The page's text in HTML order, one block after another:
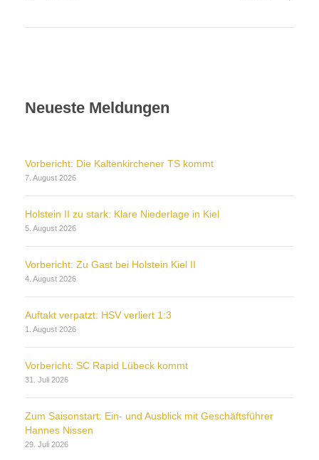
Neueste Meldungen
Vorbericht: Die Kaltenkirchener TS kommt
7. August 2026
Holstein II zu stark: Klare Niederlage in Kiel
5. August 2026
Vorbericht: Zu Gast bei Holstein Kiel II
4. August 2026
Auftakt verpatzt: HSV verliert 1:3
1. August 2026
Vorbericht: SC Rapid Lübeck kommt
31. Juli 2026
Zum Saisonstart: Ein- und Ausblick mit Geschäftsführer
Hannes Nissen
29. Juli 2026